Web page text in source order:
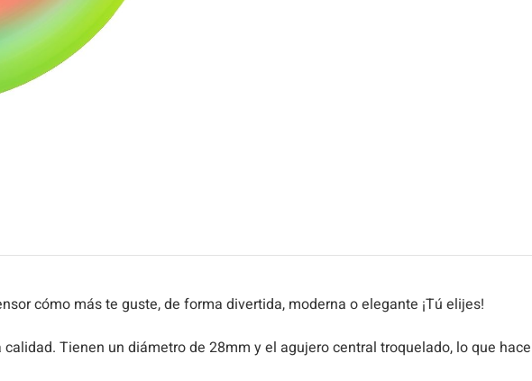
cómo más te guste, de forma divertida, moderna o elegante ¡Tú elijes!
Tienen un diámetro de 28mm y el agujero central troquelado, lo que